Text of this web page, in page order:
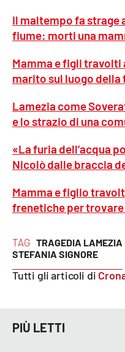
Cosenzachannel.it
Ilvibonese.it
Catanzarochannel.it
APP
Apple
TAG TRAGEDIA LAMEZIA
STEFANIA SIGNORE
Tutti gli articoli di
Il maltempo fa strage
fiume: morti una
Mamma e figli travolti
marito sul luogo della
Lamezia come
e lo strazio di una
«La furia dell’acqua
Nicolò dalle braccia
Mamma e figlio
frenetiche per
PIÙ LETTI